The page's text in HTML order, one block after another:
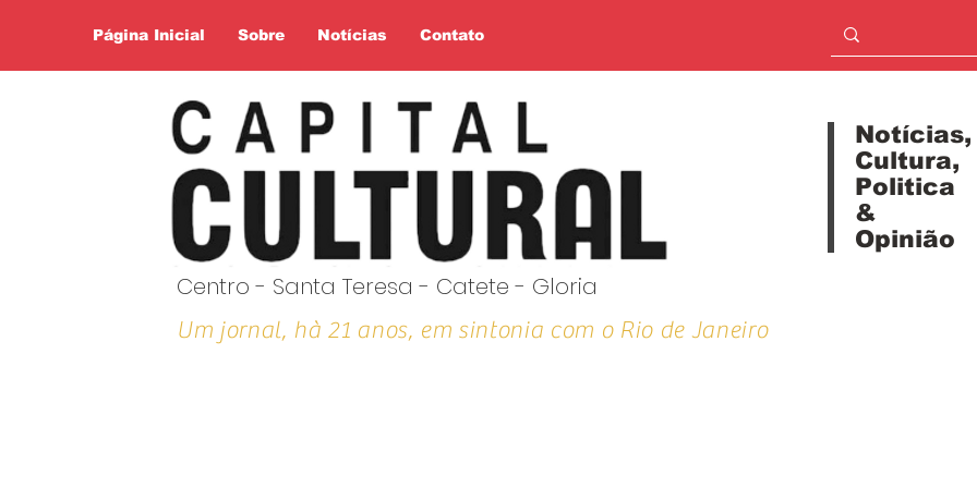
Página Inicial Sobre Notícias Contato
Centro - Santa Teresa - Catete - Gloria
Notícias,
Cultura,
Politica
&
Opinião
Um jornal, hà 21 anos, em sintonia com o Rio de Janeiro